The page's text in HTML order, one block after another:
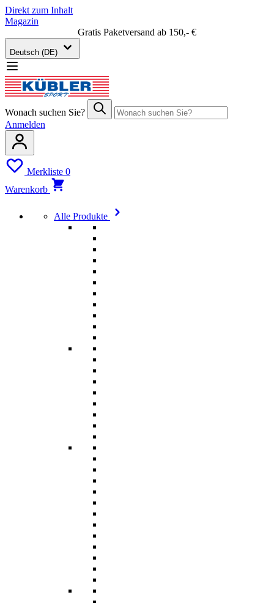
Direkt zum Inhalt
Magazin
Gratis Paketversand ab 150,- €
Deutsch (DE)
Wonach suchen Sie?
Anmelden
Merkliste 0
Warenkorb
Alle Produkte